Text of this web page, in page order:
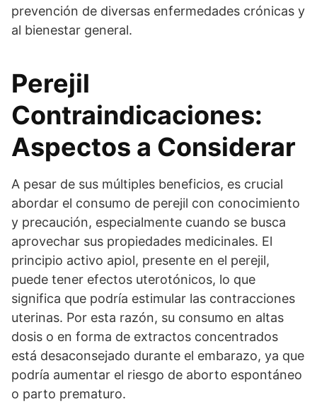
prevención de diversas enfermedades crónicas y
al bienestar general.
Perejil
Contraindicaciones:
Aspectos a Considerar
A pesar de sus múltiples beneficios, es crucial
abordar el consumo de perejil con conocimiento
y precaución, especialmente cuando se busca
aprovechar sus propiedades medicinales. El
principio activo apiol, presente en el perejil,
puede tener efectos uterotónicos, lo que
significa que podría estimular las contracciones
uterinas. Por esta razón, su consumo en altas
dosis o en forma de extractos concentrados
está desaconsejado durante el embarazo, ya que
podría aumentar el riesgo de aborto espontáneo
o parto prematuro.